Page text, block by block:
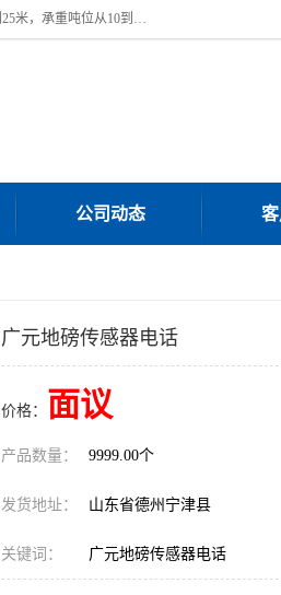
本公司常年出售回收二手地磅，回收出售二手地磅。 近期本公司回收大量二手地磅，型号齐全，宽度从2米到3.5米，长度5米到25米，承重吨位从10到200吨，成色7—9成新。 ? 使用年限6个月至2年，产品来源于个人闲置品，工矿企业停用品，因小换大而来。 精准度和新的一样， 二手地磅是内行人的选择，打个电话就省钱朋友您好等什么
公司动态
广元地磅传感器电话
价格： 面议
产品数量： 9999.00个
发货地址： 山东省德州宁津县
关键词： 广元地磅传感器电话